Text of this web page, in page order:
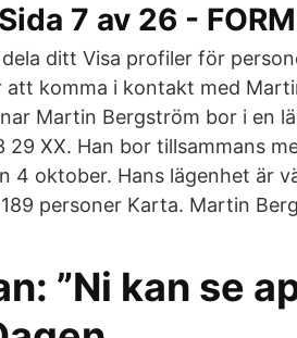
7 av 26 - FORM
ditt Visa profiler för
att komma i kontakt med
Martin Bergström bor i en
XX. Han bor tillsammans
4 oktober. Hans lägenhet är
personer Karta. Martin
”Ni kan se